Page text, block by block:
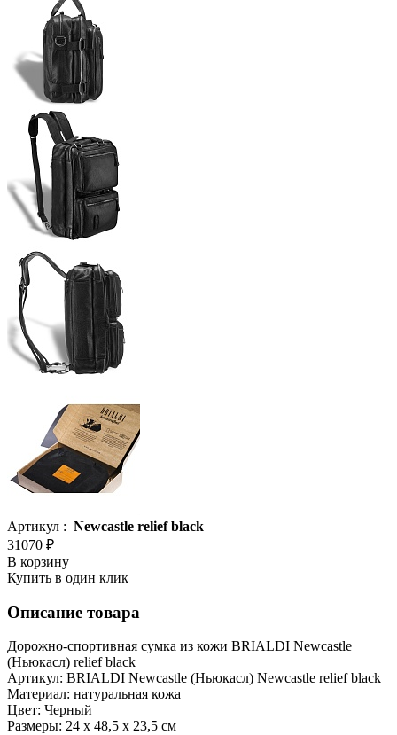
Артикул : Newcastle relief black
31070 ₽
В корзину
Купить в один клик
Описание товара
Дорожно-спортивная сумка из кожи BRIALDI Newcastle
(Ньюкасл) relief black
Артикул: BRIALDI Newcastle (Ньюкасл) Newcastle relief black
Материал: натуральная кожа
Цвет: Черный
Размеры: 24 х 48,5 х 23,5 см